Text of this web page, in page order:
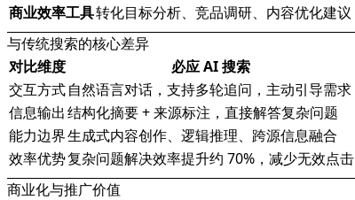
商业效率工具转化目标分析、竞品调研、内容优化建议
与传统搜索的核心差异
对比维度
必应 AI 搜索
交互方式自然语言对话，支持多轮追问，主动引导需求
信息输出结构化摘要 + 来源标注，直接解答复杂问题
能力边界生成式内容创作、逻辑推理、跨源信息融合
效率优势复杂问题解决效率提升约 70%，减少无效点击
商业化与推广价值